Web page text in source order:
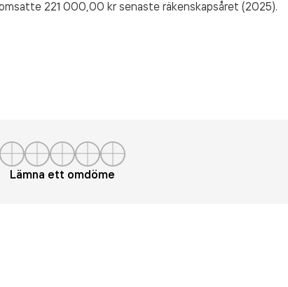
221 000,00 krsenaste räkenskapsåret (2025).
Lämna ett omdöme